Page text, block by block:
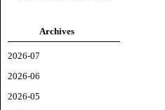
Archives
2026-07
2026-06
2026-05